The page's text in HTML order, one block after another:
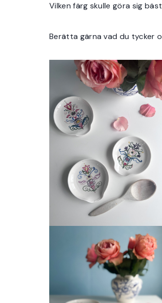
Vilken färg skulle göra sig
Berätta gärna vad du tycker